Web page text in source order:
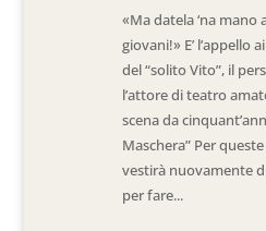
«Ma datela ‘na mano
giovani!» E’ l’appello
del “solito Vito”, il
l’attore di teatro
scena da
Maschera” Per
vestirà nuovamente
per fare...